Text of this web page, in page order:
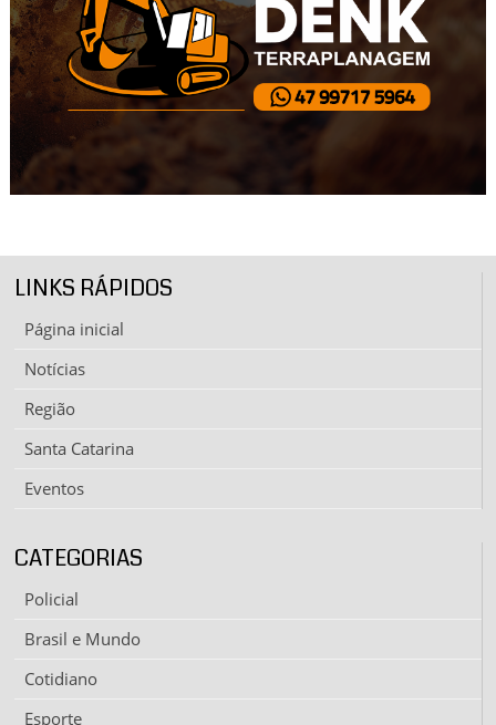
LINKS RÁPIDOS
Página inicial
Notícias
Região
Santa Catarina
Eventos
CATEGORIAS
Policial
Brasil e Mundo
Cotidiano
Esporte